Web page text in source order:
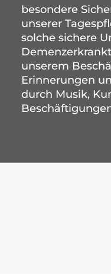
besondere
unserer
solche sichere
unserem
Erinnerungen
durch Musik,